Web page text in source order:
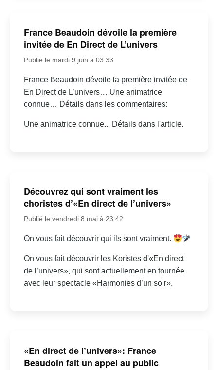
France Beaudoin dévoile la première
invitée de En Direct de L’univers
Publié le mardi 9 juin à 03:33
France Beaudoin dévoile la première invitée de
En Direct de L’univers… Une animatrice
connue… Détails dans les commentaires:
Une animatrice connue... Détails dans l'article.
Découvrez qui sont vraiment les
choristes d’«En direct de l’univers»
Publié le vendredi 8 mai à 23:42
On vous fait découvrir qui ils sont vraiment.
On vous fait découvrir les Koristes d'«En direct
de l’univers», qui sont actuellement en tournée
avec leur spectacle «Harmonies d’un soir».
«En direct de l’univers»: France
Beaudoin fait un appel au public